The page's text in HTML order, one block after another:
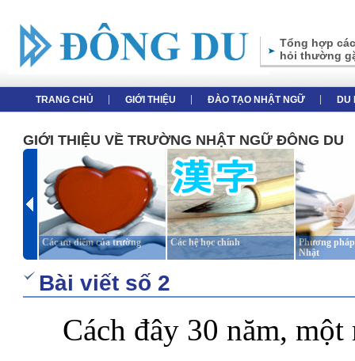
Tổng hợp
hỏi thường
TRANG CHỦ GIỚI THIỆU ĐÀO TẠO NHẬT NGỮ DU
GIỚI THIỆU VỀ TRƯỜNG NHẬT NGỮ ĐÔNG DU
Các ưu điểm của trường Các hệ học chính
Phương
Nhật
Bài viết số 2
Cách đây 30 năm,